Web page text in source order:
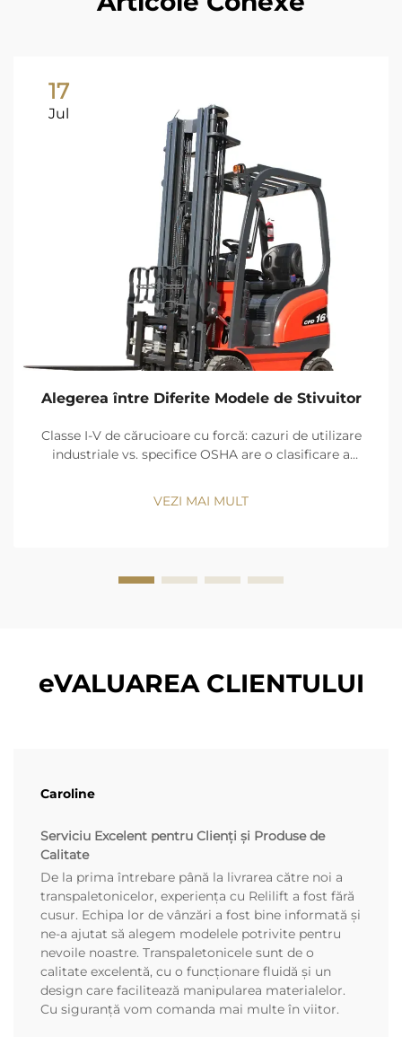
17
Jul
Alegerea între Diferite Modele de Stivuitor
Classe I-V de cărucioare cu forcă: cazuri de utilizare
industriale vs. specifice OSHA are o clasificare a
precizia de mişcare păstra Clasa I (camion cu şofer
VEZI MAI MULT
eVALUAREA CLIENTULUI
Caroline
Serviciu Excelent pentru Clienți și Produse de
Calitate
De la prima întrebare până la livrarea către noi a
transpaletonicelor, experiența cu Relilift a fost fără
cusur. Echipa lor de vânzări a fost bine informată și
ne-a ajutat să alegem modelele potrivite pentru
nevoile noastre. Transpaletonicele sunt de o
calitate excelentă, cu o funcționare fluidă și un
design care facilitează manipularea materialelor.
Cu siguranță vom comanda mai multe în viitor.